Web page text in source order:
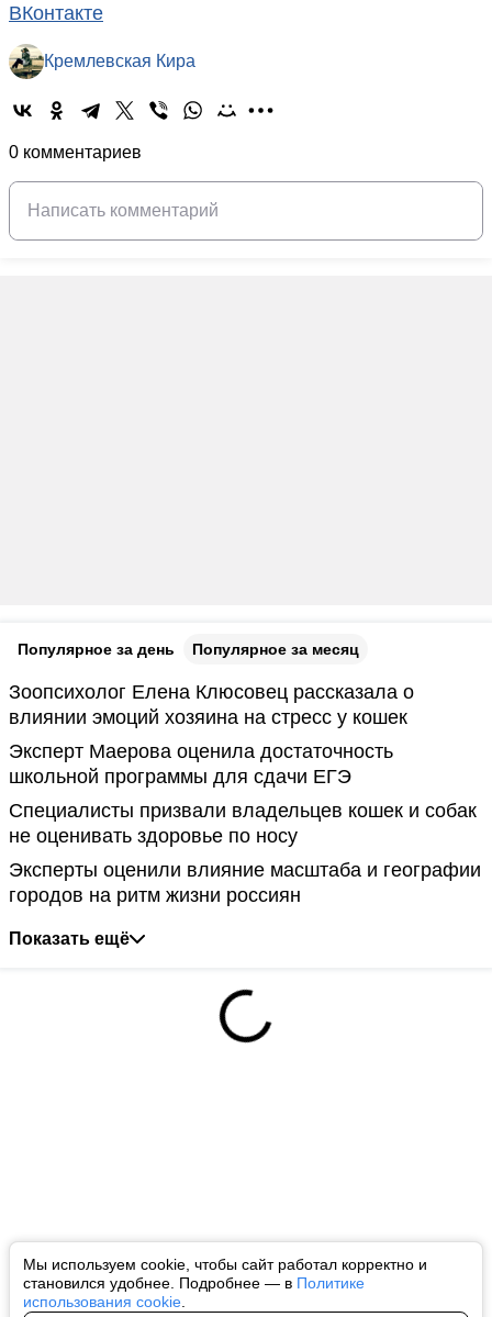
Мы используем cookie, чтобы сайт работал корректно и
становился удобнее. Подробнее — в Политике
использования cookie
ВКонтакте
Кремлевская Кира
0 комментариев
Популярное за день Популярное за месяц
Зоопсихолог Елена Клюсовец рассказала о
влиянии эмоций хозяина на стресс у кошек
Эксперт Маерова оценила достаточность
школьной программы для сдачи ЕГЭ
Специалисты призвали владельцев кошек и собак
не оценивать здоровье по носу
Эксперты оценили влияние масштаба и географии
городов на ритм жизни россиян
Показать ещё